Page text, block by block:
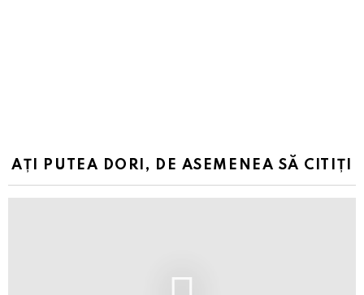
AȚI PUTEA DORI, DE ASEMENEA SĂ CITIȚI